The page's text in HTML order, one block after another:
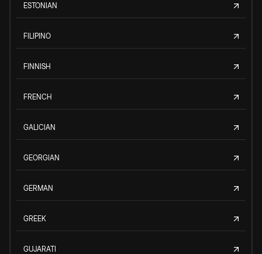
ESTONIAN
FILIPINO
FINNISH
FRENCH
GALICIAN
GEORGIAN
GERMAN
GREEK
GUJARATI